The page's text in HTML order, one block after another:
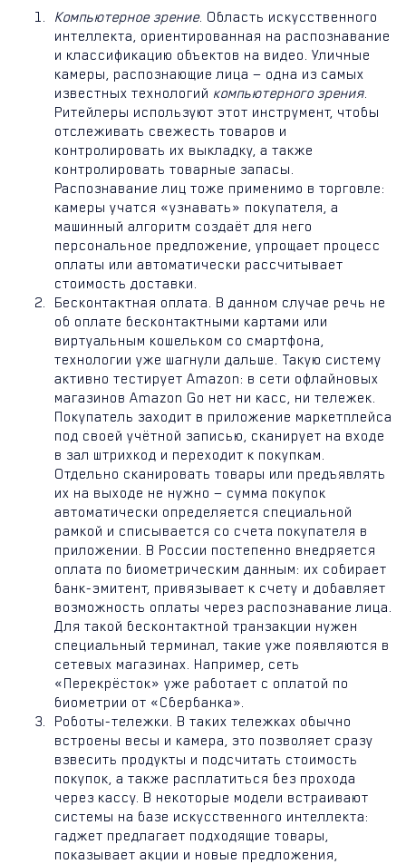
Компьютерное зрение. Область искусственного
интеллекта, ориентированная на распознавание
и классификацию объектов на видео. Уличные
камеры, распознающие лица — одна из самых
известных технологий компьютерного зрения.
Ритейлеры используют этот инструмент, чтобы
отслеживать свежесть товаров и
контролировать их выкладку, а также
контролировать товарные запасы.
Распознавание лиц тоже применимо в торговле:
камеры учатся «узнавать» покупателя, а
машинный алгоритм создаёт для него
персональное предложение, упрощает процесс
оплаты или автоматически рассчитывает
стоимость доставки.
Бесконтактная оплата. В данном случае речь не
об оплате бесконтактными картами или
виртуальным кошельком со смартфона,
технологии уже шагнули дальше. Такую систему
активно тестирует Amazon: в сети офлайновых
магазинов Amazon Go нет ни касс, ни тележек.
Покупатель заходит в приложение маркетплейса
под своей учётной записью, сканирует на входе
в зал штрихкод и переходит к покупкам.
Отдельно сканировать товары или предъявлять
их на выходе не нужно — сумма покупок
автоматически определяется специальной
рамкой и списывается со счета покупателя в
приложении. В России постепенно внедряется
оплата по биометрическим данным: их собирает
банк-эмитент, привязывает к счету и добавляет
возможность оплаты через распознавание лица.
Для такой бесконтактной транзакции нужен
специальный терминал, такие уже появляются в
сетевых магазинах. Например, сеть
«Перекрёсток» уже работает с оплатой по
биометрии от «Сбербанка».
Роботы-тележки. В таких тележках обычно
встроены весы и камера, это позволяет сразу
взвесить продукты и подсчитать стоимость
покупок, а также расплатиться без прохода
через кассу. В некоторые модели встраивают
системы на базе искусственного интеллекта:
гаджет предлагает подходящие товары,
показывает акции и новые предложения,